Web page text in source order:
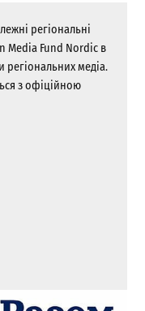
регіональні
Media Fund Nordic в
регіональних медіа.
з офіційною